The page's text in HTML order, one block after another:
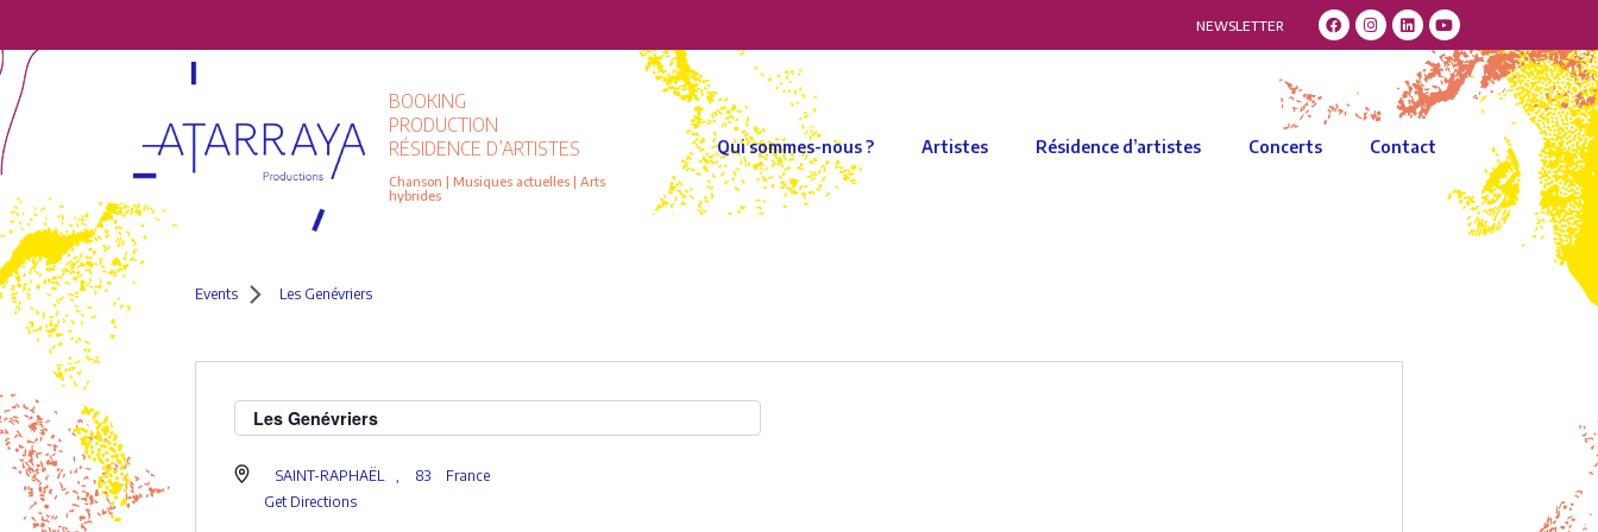
NEWSLETTER
BOOKING
PRODUCTION
RÉSIDENCE D’ARTISTES
Chanson | Musiques actuelles | Arts
hybrides
Qui sommes-nous ? Artistes Résidence d’artistes Concerts Contact
Events Les Genévriers
Les Genévriers
SAINT-RAPHAËL , 83
France
Get Directions